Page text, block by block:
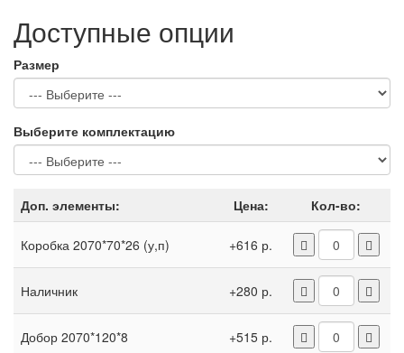
Доступные опции
Размер
Выберите комплектацию
Доп. элементы: Цена: Кол-во:
Коробка 2070*70*26 (у,п) +616 р.
Наличник +280 р.
Добор 2070*120*8 +515 р.